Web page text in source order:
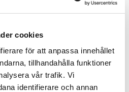
cookies
för att anpassa innehållet
tillhandahålla funktioner
vår trafik. Vi
identifierare och annan
till med starthjälp,
bränslestopp och
lokalt samtal bort.